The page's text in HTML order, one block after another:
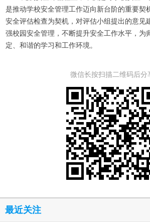
是推动学校安全管理工作迈向新台阶的重要契
安全评估检查为契机，对评估小组提出的意见
强校园安全管理，不断提升安全工作水平，为
定、和谐的学习和工作环境。
微信长按扫描二维码后分
最近关注